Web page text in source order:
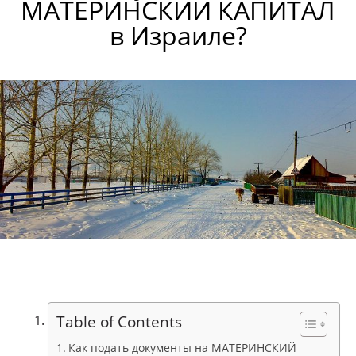
МАТЕРИНСКИЙ КАПИТАЛ
в Израиле?
Table of Contents
Как подать документы на МАТЕРИНСКИЙ